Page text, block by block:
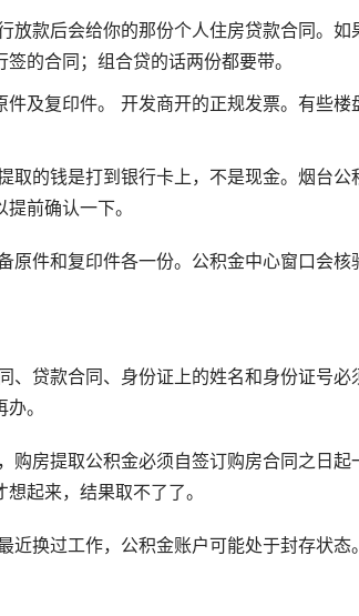
放款后会给你的那份个人住房贷款合同。
的合同；组合贷的话两份都要带。
及复印件。 开发商开的正规发票。有些
取的钱是打到银行卡上，不是现金。烟台
前确认一下。
原件和复印件各一份。公积金中心窗口会
、贷款合同、身份证上的姓名和身份证号
。
购房提取公积金必须自签订购房合同之日
起来，结果取不了了。
近换过工作，公积金账户可能处于封存状